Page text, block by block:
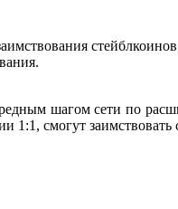
шагом сети по
смогут